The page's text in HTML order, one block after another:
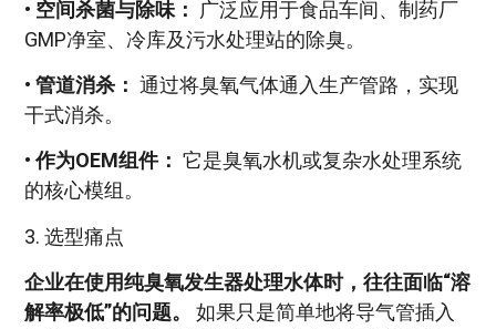
• 空间杀菌与除味：
广泛应用于食品车间、制药厂
GMP净室、冷库及污水处理站的除臭。
• 管道消杀： 通过将臭氧气体通入生产管路，实现
干式消杀。
•作为OEM组件： 它是臭氧水机或复杂水处理系统
的核心模组。
3. 选型痛点
企业在使用纯臭氧发生器处理水体时，往往面临“溶
解率极低”的问题。
如果只是简单地将导气管插入